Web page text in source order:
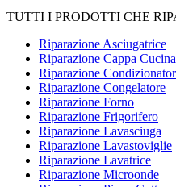
TUTTI I PRODOTTI CHE
Riparazione Asciugatrice
Riparazione Cappa Cucina
Riparazione
Riparazione Congelatore
Riparazione Forno
Riparazione Frigorifero
Riparazione Lavasciuga
Riparazione Lavastoviglie
Riparazione Lavatrice
Riparazione Microonde